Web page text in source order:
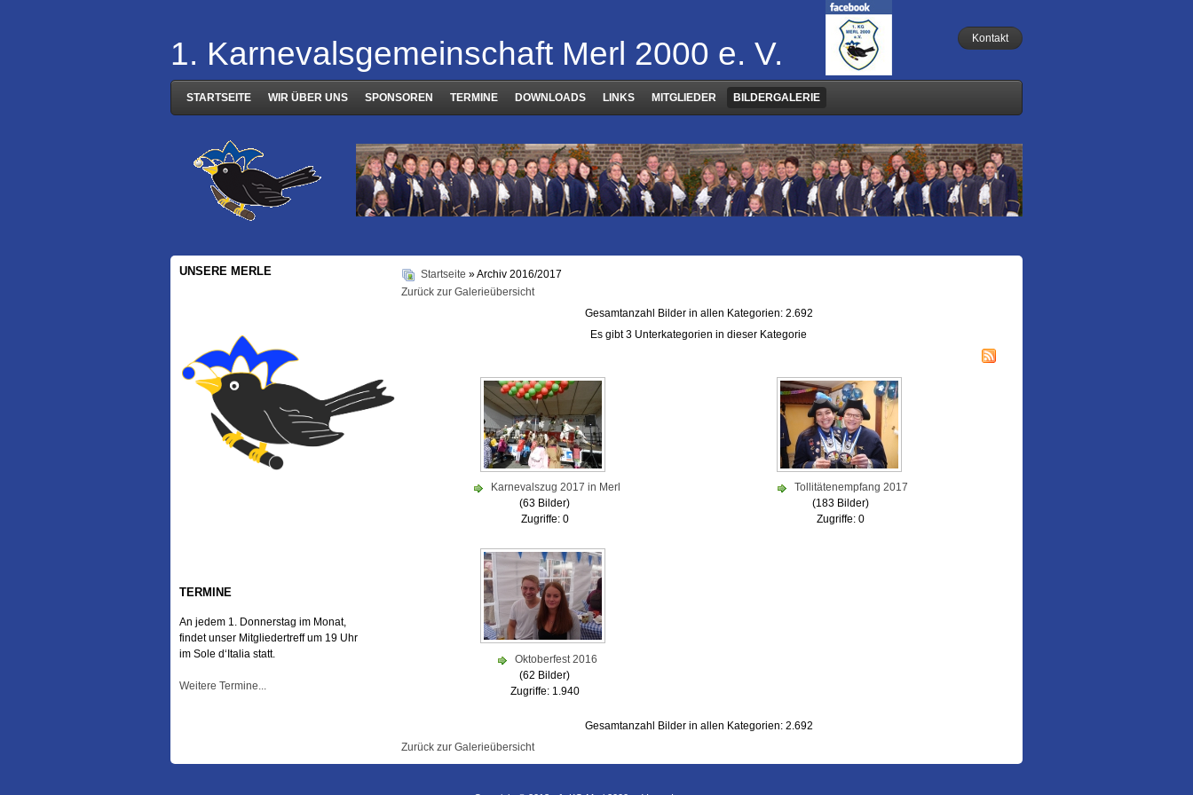
1. Karnevalsgemeinschaft Merl 2000 e. V. Kontakt
STARTSEITE WIR ÜBER UNS SPONSOREN TERMINE DOWNLOADS LINKS MITGLIEDER BILDERGALERIE
Startseite » Archiv 2016/2017
Zurück zur Galerieübersicht
Gesamtanzahl Bilder in allen Kategorien: 2.692
Es gibt 3 Unterkategorien in dieser Kategorie
Karnevalszug 2017 in Merl
(63 Bilder)
Zugriffe: 0
Tollitätenempfang 2017
(183 Bilder)
Zugriffe: 0
Oktoberfest 2016
(62 Bilder)
Zugriffe: 1.940
Gesamtanzahl Bilder in allen Kategorien: 2.692
Zurück zur Galerieübersicht
UNSERE MERLE
TERMINE
An jedem 1. Donnerstag im Monat,
findet unser Mitgliedertreff um 19 Uhr
im Sole d‘Italia statt.
Weitere Termine...